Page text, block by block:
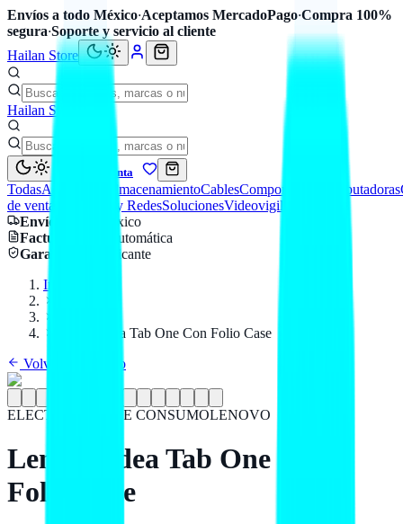
Envíos a todo México·Aceptamos MercadoPago·Compra 100%
segura·Soporte y servicio al cliente
Hailan Store
Hailan Store
Mi cuenta
TodasAccesorios AlmacenamientoCablesComponentes Computadoras
de venta
Seguridad y RedesSolucionesVideovigilancia
Envío
a todo México
Factura CFDI
automática
Garantía
de fabricante
Inicio
Lenovo Idea Tab One Con Folio Case
Volver al catálogo
ELECTRÓNICA DE CONSUMOLENOVO
Lenovo Idea Tab One Con
Folio Case